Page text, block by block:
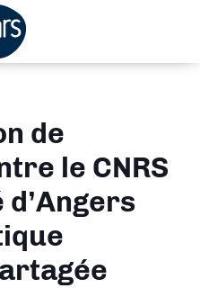
de
le CNRS